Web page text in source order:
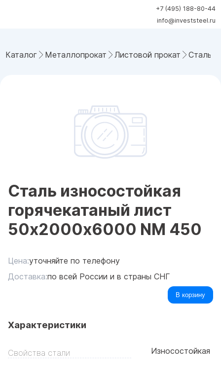
+7 (495) 188-80-44
info@investsteel.ru
Каталог Металлопрокат Листовой прокат Сталь
Сталь износостойкая
горячекатаный лист
50х2000х6000 NM 450
Цена:уточняйте по телефону
Доставка:по всей России и в страны СНГ
В корзину
Характеристики
Свойства стали Износостойкая